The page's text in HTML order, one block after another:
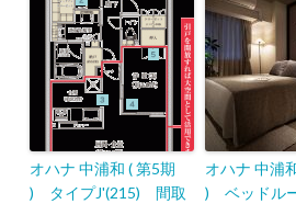
オハナ 中浦和 ( 第5期
) タイプJ'(215) 間取
オハナ 中浦
) ベッドル